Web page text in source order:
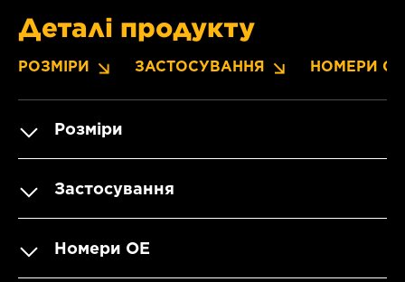
Деталі продукту
РОЗМІРИ ЗАСТОСУВАННЯ НОМЕРИ OE
Розміри
Застосування
Номери OE